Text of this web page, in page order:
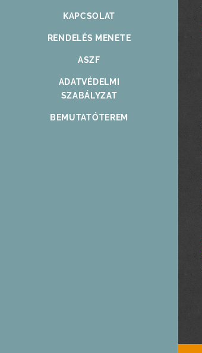
KAPCSOLAT
RENDELÉS MENETE
ASZF
ADATVÉDELMI
SZABÁLYZAT
BEMUTATÓTEREM